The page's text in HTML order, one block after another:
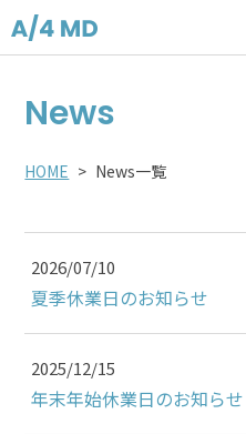
News
HOME News一覧
2026/07/10
夏季休業日のお知らせ
2025/12/15
年末年始休業日のお知らせ